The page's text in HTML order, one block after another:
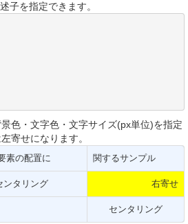
子を指定できます。
色・文字色・文字サイズ(px単位)を指定
寄せになります。
素の配置に 関するサンプル
ンタリング 右寄せ
センタリング